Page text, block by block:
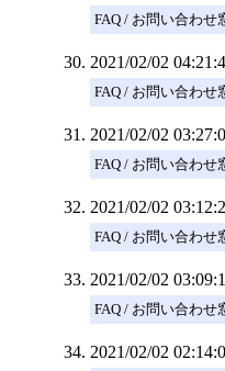
FAQ / お問い合わせ
2021/02/02
FAQ / お問い合わせ
2021/02/02
FAQ / お問い合わせ
2021/02/02
FAQ / お問い合わせ
2021/02/02
FAQ / お問い合わせ
2021/02/02